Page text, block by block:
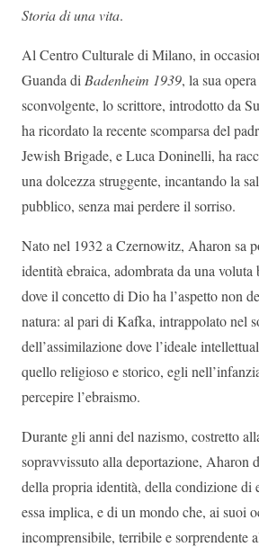
Storia di una vita.
Al Centro Culturale di Milano, in
Guanda di Badenheim 1939, la sua
sconvolgente, lo scrittore, introdotto da
ha ricordato la recente scomparsa del
Jewish Brigade, e Luca Doninelli, ha
una dolcezza struggente, incantando la
pubblico, senza mai perdere il sorriso.
Nato nel 1932 a Czernowitz, Aharon sa
identità ebraica, adombrata da una voluta
dove il concetto di Dio ha l’aspetto non
natura: al pari di Kafka, intrappolato nel
dell’assimilazione dove l’ideale
quello religioso e storico, egli
percepire l’ebraismo.
Durante gli anni del nazismo, costretto
sopravvissuto alla deportazione, Aharon
della propria identità, della condizione di
essa implica, e di un mondo che, ai suoi
incomprensibile, terribile e sorprendente